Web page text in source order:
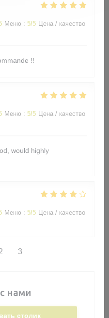
Меню : 5/5 Цена / качество
!!
Меню : 5/5 Цена / качество
would highly
Меню : 5/5 Цена / качество
3
нами
столик